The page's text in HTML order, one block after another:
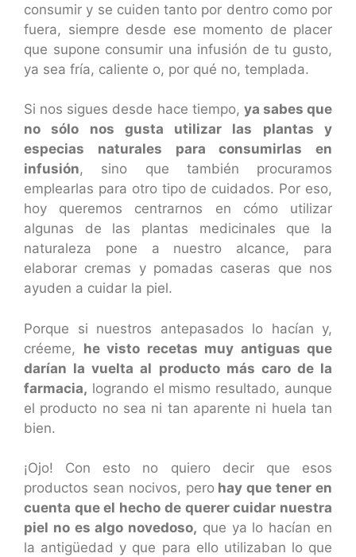
consumir y se cuiden tanto por dentro como por
fuera, siempre desde ese momento de placer
que supone consumir una infusión de tu gusto,
ya sea fría, caliente o, por qué no, templada.
Si nos sigues desde hace tiempo, ya sabes que
no sólo nos gusta utilizar las plantas y
especias naturales para consumirlas en
infusión, sino que también procuramos
emplearlas para otro tipo de cuidados. Por eso,
hoy queremos centrarnos en cómo utilizar
algunas de las plantas medicinales que la
naturaleza pone a nuestro alcance, para
elaborar cremas y pomadas caseras que nos
ayuden a cuidar la piel.
Porque si nuestros antepasados lo hacían y,
créeme, he visto recetas muy antiguas que
darían la vuelta al producto más caro de la
farmacia, logrando el mismo resultado, aunque
el producto no sea ni tan aparente ni huela tan
bien.
¡Ojo! Con esto no quiero decir que esos
productos sean nocivos, perohay que tener en
cuenta que el hecho de querer cuidar nuestra
piel no es algo novedoso, que ya lo hacían en
la antigüedad y que para ello utilizaban lo que